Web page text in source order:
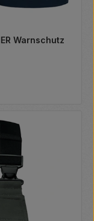
Warnschutz